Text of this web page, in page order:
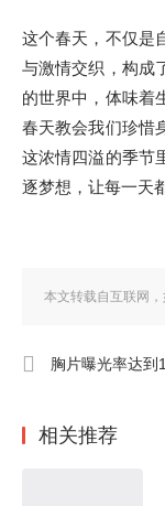
这个春天，不仅是
与激情交织，构成
的世界中，体味着
春天教会我们珍惜
这浓情四溢的季节
逐梦想，让每一天
本文转载自互联网
胸片曝光率达到100%的软件，帮助医生
相关推荐